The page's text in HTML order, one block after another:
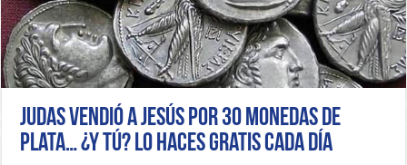
Judas vendió a Jesús por 30 monedas de
plata… ¿y tú? Lo haces gratis cada día